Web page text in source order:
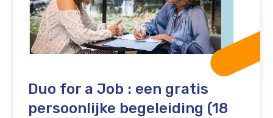
Duo for a Job : een gratis
persoonlijke begeleiding (18